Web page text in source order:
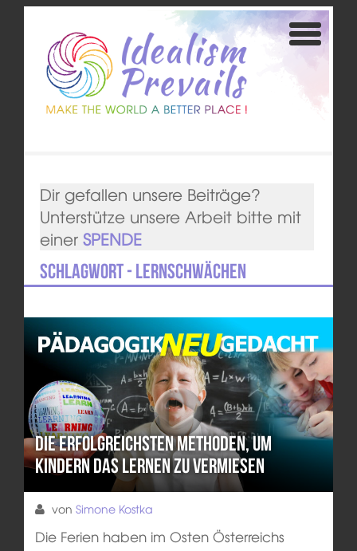
Dir gefallen unsere Beiträge?
Unterstütze unsere Arbeit bitte mit
einer SPENDE
Schlagwort - Lernschwächen
Die erfolgreichsten Methoden, um
Kindern das Lernen zu vermiesen
von Simone Kostka
Die Ferien haben im Osten Österreichs